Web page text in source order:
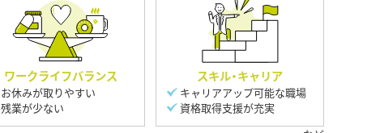
ワークライフバランス
お休みが取りやすい
残業が少ない
スキル・キャリア
キャリアアップ可能な職場
資格取得支援が充実